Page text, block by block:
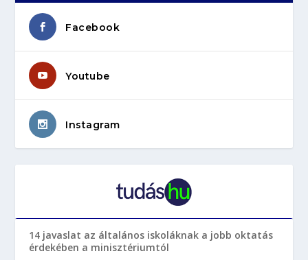
Facebook
Youtube
Instagram
14 javaslat az általános iskoláknak a jobb oktatás
érdekében a minisztériumtól